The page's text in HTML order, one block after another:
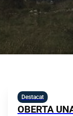
Destacat
OBERTA